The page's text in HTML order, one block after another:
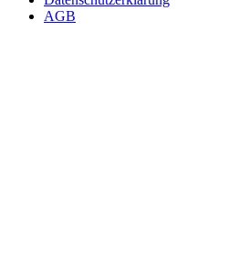
AGB